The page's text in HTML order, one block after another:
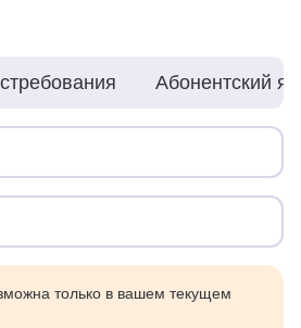
Абонентский
только в вашем текущем